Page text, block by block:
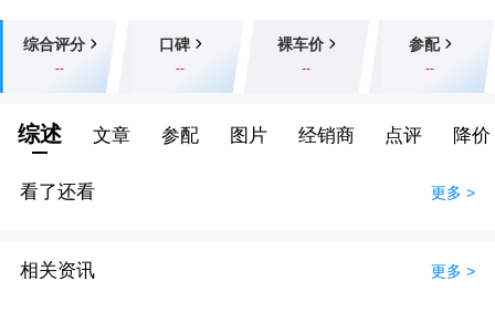
综合评分
--
口碑
--
裸车价
--
参配
--
综述 文章 参配 图片 经销商 点评 降价
看了还看 更多 >
相关资讯 更多 >